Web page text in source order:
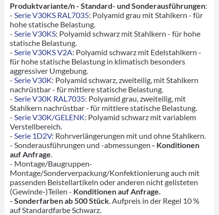
Produktvariante/n - Standard- und Sonderausführungen:
- Serie V30KS RAL7035: Polyamid grau mit Stahlkern - für
hohe statische Belastung.
- Serie V30KS: Polyamid schwarz mit Stahlkern - für hohe
statische Belastung.
- Serie V30KS V2A: Polyamid schwarz mit Edelstahlkern -
für hohe statische Belastung in klimatisch besonders
aggressiver Umgebung.
- Serie V30K: Polyamid schwarz, zweiteilig, mit Stahlkern
nachrüstbar - für mittlere statische Belastung.
- Serie V30K RAL7035: Polyamid grau, zweiteilig, mit
Stahlkern nachrüstbar - für mittlere statische Belastung.
- Serie V30K/GELENK: Polyamid schwarz mit variablem
Verstellbereich.
- Serie 1D2V: Rohrverlängerungen mit und ohne Stahlkern.
- Sonderausführungen und -abmessungen - Konditionen
auf Anfrage
- Montage/Baugruppen-
Montage/Sonderverpackung/Konfektionierung auch mit
passenden Beistellartikeln oder anderen nicht gelisteten
(Gewinde-)Teilen - Konditionen auf Anfrage.
- Sonderfarben ab 500 Stück . Aufpreis in der Regel 10 %
auf Standardfarbe Schwarz.